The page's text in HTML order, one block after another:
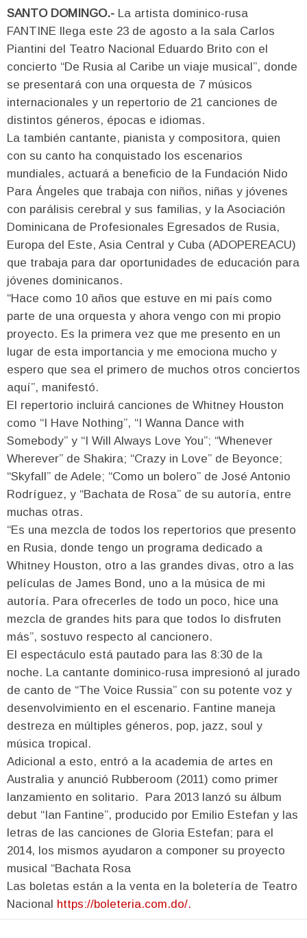
SANTO DOMINGO.- La artista dominico-rusa
FANTINE llega este 23 de agosto a la sala Carlos
Piantini del Teatro Nacional Eduardo Brito con el
concierto “De Rusia al Caribe un viaje musical”, donde
se presentará con una orquesta de 7 músicos
internacionales y un repertorio de 21 canciones de
distintos géneros, épocas e idiomas.
La también cantante, pianista y compositora, quien
con su canto ha conquistado los escenarios
mundiales, actuará a beneficio de la Fundación Nido
Para Ángeles que trabaja con niños, niñas y jóvenes
con parálisis cerebral y sus familias, y la Asociación
Dominicana de Profesionales Egresados de Rusia,
Europa del Este, Asia Central y Cuba (ADOPEREACU)
que trabaja para dar oportunidades de educación para
jóvenes dominicanos.
“Hace como 10 años que estuve en mi país como
parte de una orquesta y ahora vengo con mi propio
proyecto. Es la primera vez que me presento en un
lugar de esta importancia y me emociona mucho y
espero que sea el primero de muchos otros conciertos
aquí”, manifestó.
El repertorio incluirá canciones de Whitney Houston
como “I Have Nothing”, “I Wanna Dance with
Somebody” y “I Will Always Love You”; “Whenever
Wherever” de Shakira; “Crazy in Love” de Beyonce;
“Skyfall” de Adele; “Como un bolero” de José Antonio
Rodríguez, y “Bachata de Rosa” de su autoría, entre
muchas otras.
“Es una mezcla de todos los repertorios que presento
en Rusia, donde tengo un programa dedicado a
Whitney Houston, otro a las grandes divas, otro a las
películas de James Bond, uno a la música de mi
autoría. Para ofrecerles de todo un poco, hice una
mezcla de grandes hits para que todos lo disfruten
más”, sostuvo respecto al cancionero.
El espectáculo está pautado para las 8:30 de la
noche. La cantante dominico-rusa impresionó al jurado
de canto de “The Voice Russia” con su potente voz y
desenvolvimiento en el escenario. Fantine maneja
destreza en múltiples géneros, pop, jazz, soul y
música tropical.
Adicional a esto, entró a la academia de artes en
Australia y anunció Rubberoom (2011) como primer
lanzamiento en solitario. Para 2013 lanzó su álbum
debut “Ian Fantine”, producido por Emilio Estefan y las
letras de las canciones de Gloria Estefan; para el
2014, los mismos ayudaron a componer su proyecto
musical “Bachata Rosa
Las boletas están a la venta en la boletería de Teatro
Nacional https://boleteria.com.do/.